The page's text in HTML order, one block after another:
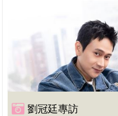
劉冠廷專訪